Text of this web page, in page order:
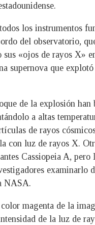
los instrumentos
del observatorio,
sus «ojos de rayos X»
supernova que
de la explosión han
a altas
de rayos
con luz de rayos X.
Cassiopeia A, pero
examinarlo
NASA.
magenta de la
de la luz de